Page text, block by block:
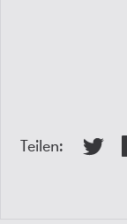
Teilen: